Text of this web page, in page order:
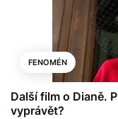
FENOMÉN
Další film o Dianě.
vyprávět?